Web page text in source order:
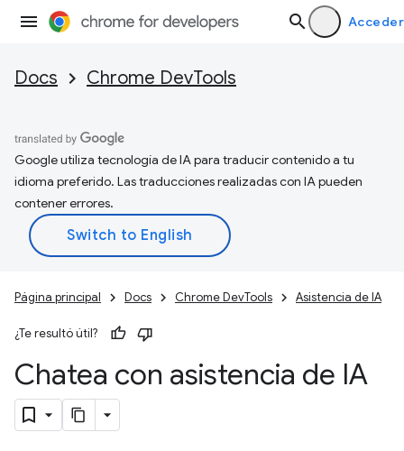
Acceder
Docs Chrome DevTools
Google utiliza tecnología de IA para traducir contenido a tu
idioma preferido. Las traducciones realizadas con IA pueden
contener errores.
Página principal Docs Chrome DevTools Asistencia de IA
¿Te resultó útil?
Chatea con asistencia de IA